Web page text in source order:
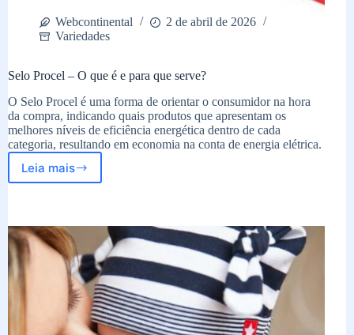
Webcontinental
2 de abril de 2026
Variedades
Selo Procel – O que é e para que serve?
O Selo Procel é uma forma de orientar o consumidor na hora
da compra, indicando quais produtos que apresentam os
melhores níveis de eficiência energética dentro de cada
categoria, resultando em economia na conta de energia elétrica.
Leia mais
Selo
que
é
para
que
serve?